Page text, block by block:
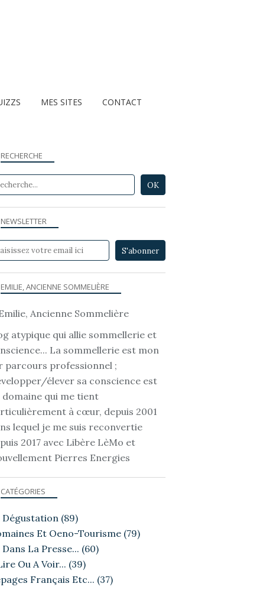
MES SITES CONTACT
NEWSLETTER
RECHERCHE
EMILIE, ANCIENNE SOMMELIÈRE
atypique qui allie sommellerie et
La sommellerie est mon
parcours professionnel ;
élever sa conscience est
domaine qui me tient
à cœur, depuis 2001
lequel je me suis reconvertie
2017 avec Libère LèMo et
Pierres Energies
CATÉGORIES
Dégustation (89)
Et Oeno-Tourisme (79)
Dans La Presse... (60)
Ou A Voir... (39)
Français Etc... (37)